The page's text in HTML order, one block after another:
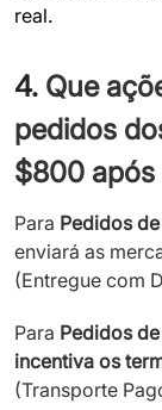
real.
4. Que
pedidos
$800 após
Para Pedidos
enviará as
(Entregue com
Para Pedidos
incentiva os
(Transporte